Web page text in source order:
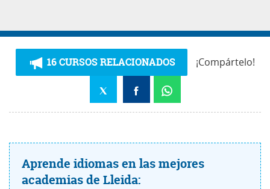
16 CURSOS RELACIONADOS ¡Compártelo!
Aprende idiomas en las mejores
academias de Lleida: